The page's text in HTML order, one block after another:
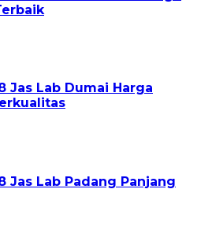
Jas Lab Dumai Harga
Jas Lab Padang Panjang